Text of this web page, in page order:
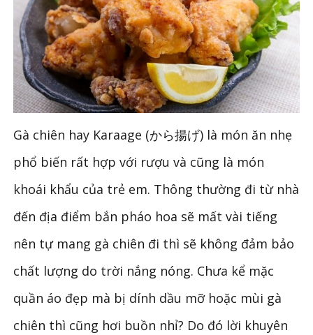
Gà chiên hay Karaage (から揚げ) là món ăn nhẹ
phổ biến rất hợp với rượu và cũng là món
khoái khẩu của trẻ em. Thông thường đi từ nhà
đến địa điểm bắn pháo hoa sẽ mất vài tiếng
nên tự mang gà chiên đi thì sẽ không đảm bảo
chất lượng do trời nắng nóng. Chưa kể mặc
quần áo đẹp mà bị dính dầu mỡ hoặc mùi gà
chiên thì cũng hơi buồn nhỉ? Do đó lời khuyên